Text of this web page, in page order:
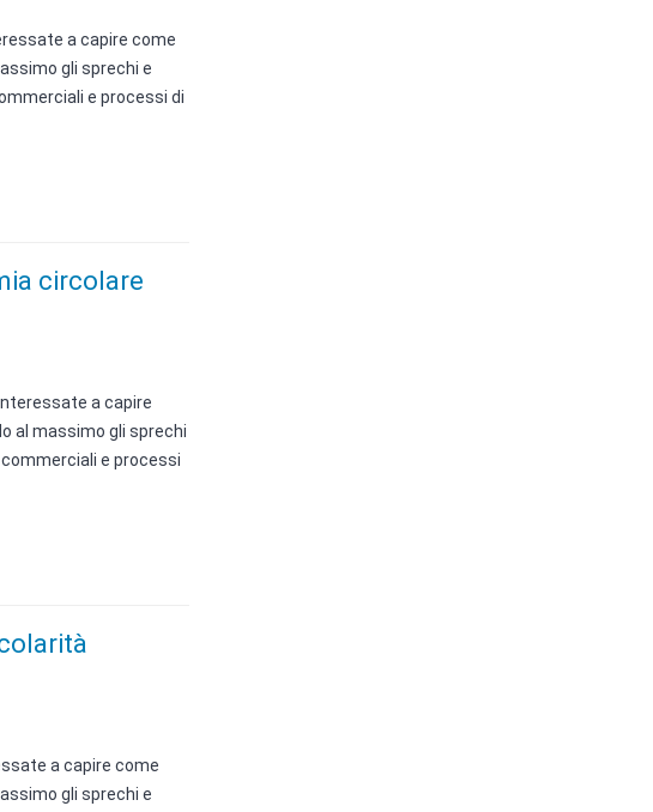
a capire come
gli sprechi e
e processi di
circolare
a capire
al massimo gli sprechi
e processi
a capire come
gli sprechi e